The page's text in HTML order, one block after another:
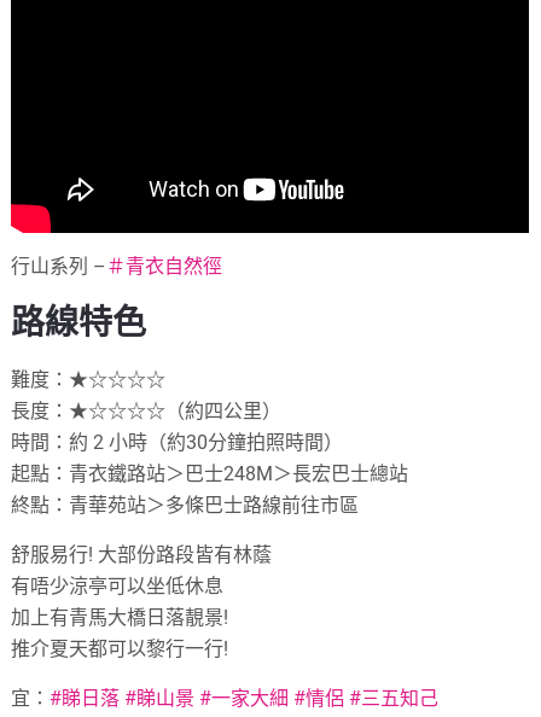
行山系列 – ＃青衣自然徑
路線特色
難度：★☆☆☆☆
長度：★☆☆☆☆（約四公里）
時間：約 2 小時（約30分鐘拍照時間）
起點：青衣鐵路站＞巴士248M＞長宏巴士總站
終點：青華苑站＞多條巴士路線前往市區
舒服易行! 大部份路段皆有林蔭
有唔少涼亭可以坐低休息
加上有青馬大橋日落靚景!
推介夏天都可以黎行一行!
宜： #睇日落 #睇山景 #一家大細 #情侶 #三五知己